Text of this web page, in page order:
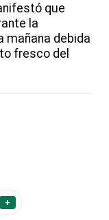
que
la
mañana debida
fresco del
+